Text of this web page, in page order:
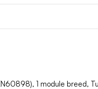
1 module breed,